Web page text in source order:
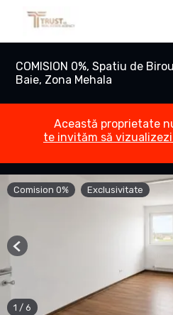
COMISION 0%, Spatiu de
Baie, Zona Mehala
Această proprietate
te invităm să
Comision 0% Exclusivitate
1 / 6
Previous